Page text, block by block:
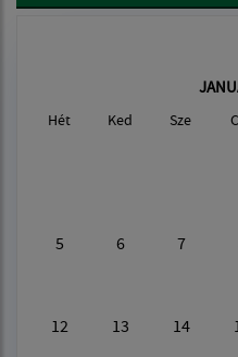
Hét Ked Sze
5 6 7
12 13 14